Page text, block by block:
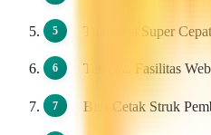
Transaksi Super
Tersedia Fasilitas
Bisa Cetak Struk